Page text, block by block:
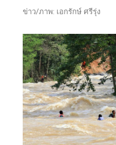
ข่าว/ภาพ: เอกรักษ์ ศรีรุ่ง